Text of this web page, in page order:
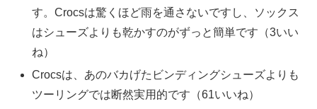
す。Crocsは驚くほど雨を通さないですし、ソックス
はシューズよりも乾かすのがずっと簡単です（3いい
ね）
Crocsは、あのバカげたビンディングシューズよりも
ツーリングでは断然実用的です（61いいね）